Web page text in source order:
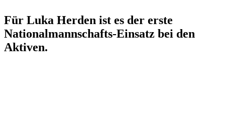
Für Luka Herden ist es der erste
Nationalmannschafts-Einsatz bei den
Aktiven.